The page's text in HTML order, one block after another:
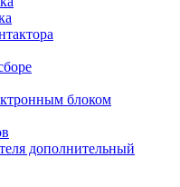
блоком
дополнительный